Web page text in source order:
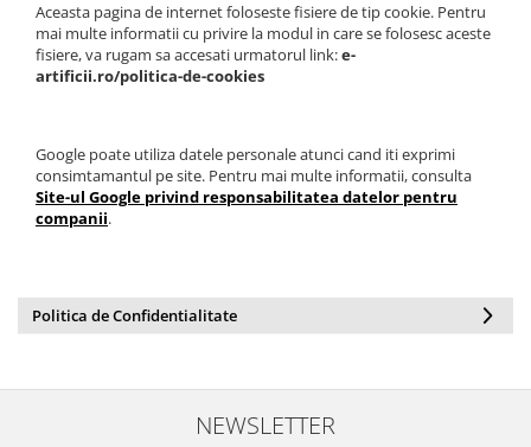
Aceasta pagina de internet foloseste fisiere de tip cookie. Pentru
mai multe informatii cu privire la modul in care se folosesc aceste
fisiere, va rugam sa accesati urmatorul link:e-
artificii.ro/politica-de-cookies
Google poate utiliza datele personale atunci cand iti exprimi
consimtamantul pe site. Pentru mai multe informatii, consulta
Site-ul Google privind responsabilitatea datelor pentru
companii.
Politica de Confidentialitate
NEWSLETTER